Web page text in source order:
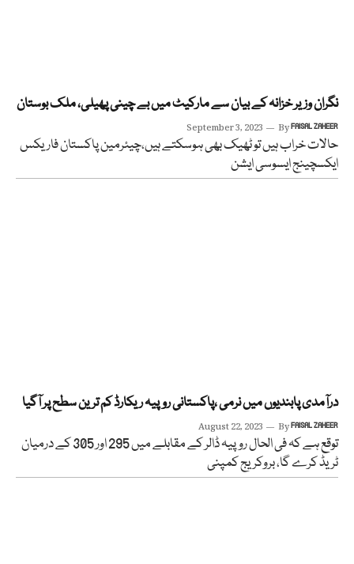
نگران وزیر خزانہ کے بیان سے مارکیٹ میں بے چینی پھیلی، ملک بوستان
September 3, 2023 ByFAISAL ZAHEER
حالات خراب ہیں تو ٹھیک بھی ہوسکتے ہیں،چیئرمین پاکستان فاریکس
ایکسچینج ایسوسی ایشن
درآمدی پابندیوں میں نرمی ،پاکستانی روپیہ ریکارڈ کم ترین سطح پر آگیا
August 22, 2023 ByFAISAL ZAHEER
توقع ہے کہ فی الحال روپیہ ڈالر کے مقابلے میں 295 اور 305 کے درمیان
ٹریڈ کرے گا، بروکریج کمپنی